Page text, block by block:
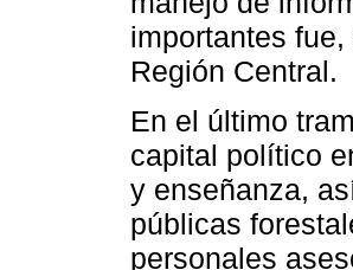
importantes
Región Central.
En el último
capital político
y enseñanza,
públicas
personales